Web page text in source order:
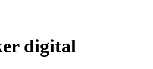
digital